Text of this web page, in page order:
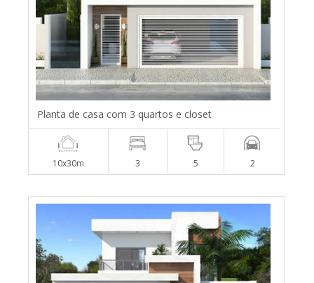
Planta de casa com 3 quartos e closet
10x30m 3 5 2